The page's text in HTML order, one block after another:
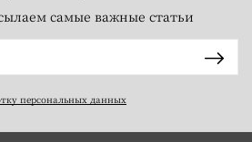
самые важные статьи
персональных данных